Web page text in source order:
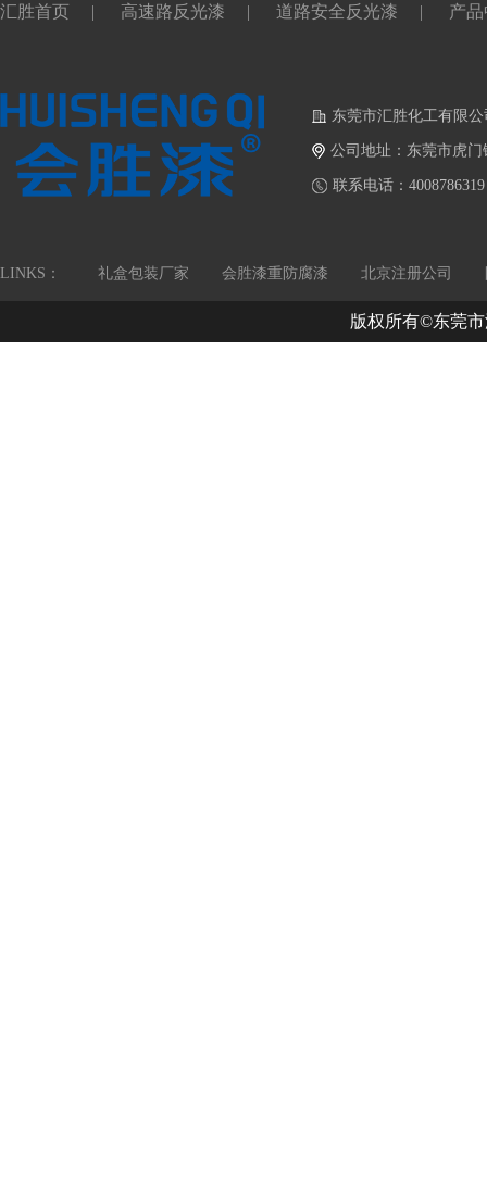
汇胜首页 | 高速路反光漆 | 道路安全反光漆 | 产
东莞市汇胜化工有限公
公司地址：东莞市虎
联系电话：4008786319
LINKS： 礼盒包装厂家 会胜漆重防腐漆 北京注册公司
版权所有©东莞